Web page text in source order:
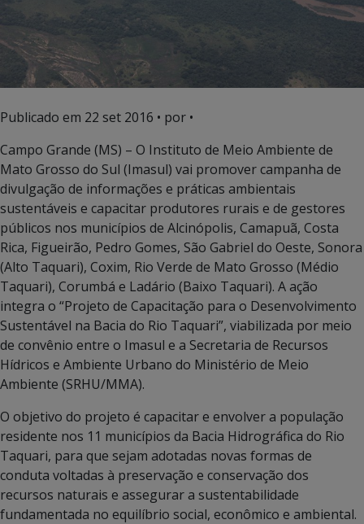
Publicado em 22 set 2016 • por •
Campo Grande (MS) – O Instituto de Meio Ambiente de
Mato Grosso do Sul (Imasul) vai promover campanha de
divulgação de informações e práticas ambientais
sustentáveis e capacitar produtores rurais e de gestores
públicos nos municípios de Alcinópolis, Camapuã, Costa
Rica, Figueirão, Pedro Gomes, São Gabriel do Oeste, Sonora
(Alto Taquari), Coxim, Rio Verde de Mato Grosso (Médio
Taquari), Corumbá e Ladário (Baixo Taquari). A ação
integra o “Projeto de Capacitação para o Desenvolvimento
Sustentável na Bacia do Rio Taquari”, viabilizada por meio
de convênio entre o Imasul e a Secretaria de Recursos
Hídricos e Ambiente Urbano do Ministério de Meio
Ambiente (SRHU/MMA).
O objetivo do projeto é capacitar e envolver a população
residente nos 11 municípios da Bacia Hidrográfica do Rio
Taquari, para que sejam adotadas novas formas de
conduta voltadas à preservação e conservação dos
recursos naturais e assegurar a sustentabilidade
fundamentada no equilíbrio social, econômico e ambiental.